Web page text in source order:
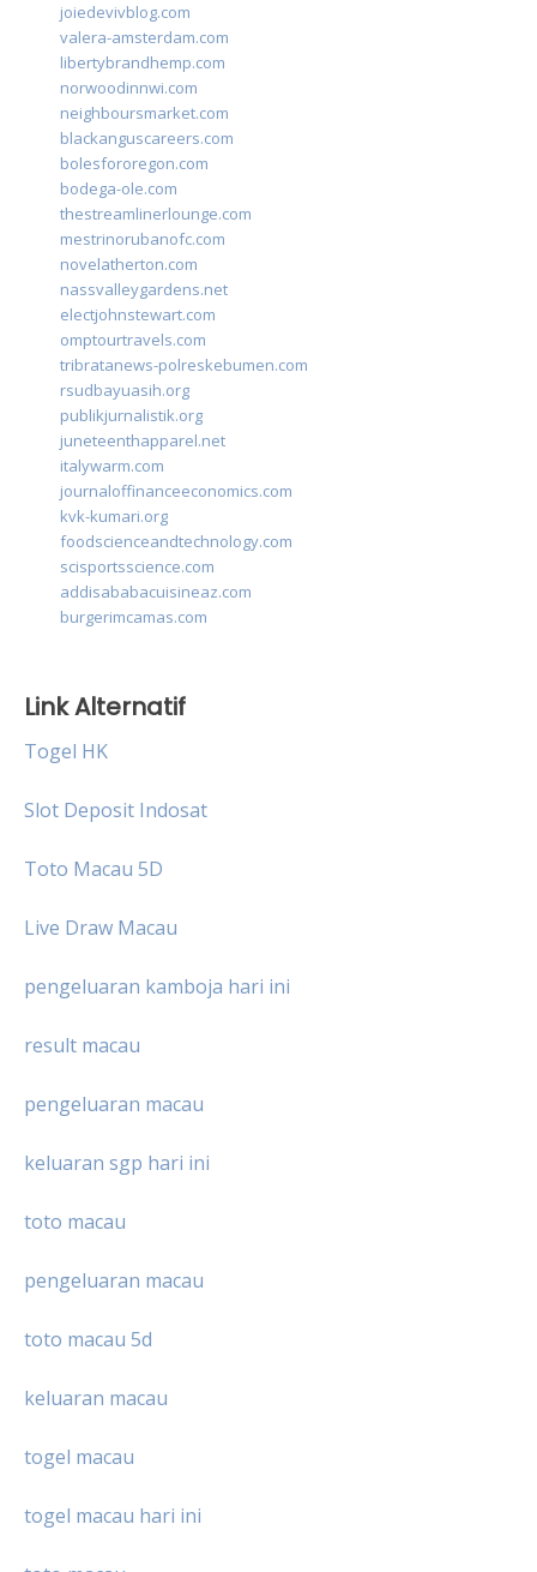
joiedevivblog.com
valera-amsterdam.com
libertybrandhemp.com
norwoodinnwi.com
neighboursmarket.com
blackanguscareers.com
bolesfororegon.com
bodega-ole.com
thestreamlinerlounge.com
mestrinorubanofc.com
novelatherton.com
nassvalleygardens.net
electjohnstewart.com
omptourtravels.com
tribratanews-polreskebumen.com
rsudbayuasih.org
publikjurnalistik.org
juneteenthapparel.net
italywarm.com
journaloffinanceeconomics.com
kvk-kumari.org
foodscienceandtechnology.com
scisportsscience.com
addisababacuisineaz.com
burgerimcamas.com
Link Alternatif
Togel HK
Slot Deposit Indosat
Toto Macau 5D
Live Draw Macau
pengeluaran kamboja hari ini
result macau
pengeluaran macau
keluaran sgp hari ini
toto macau
pengeluaran macau
toto macau 5d
keluaran macau
togel macau
togel macau hari ini